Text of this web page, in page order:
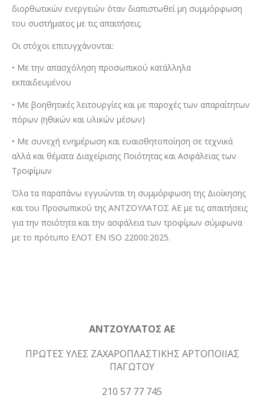
διορθωτικών ενεργειών όταν διαπιστωθεί μη συμμόρφωση
του συστήματος με τις απαιτήσεις.
Οι στόχοι επιτυγχάνονται:
• Με την απασχόληση προσωπικού κατάλληλα
εκπαιδευμένου
• Με βοηθητικές λειτουργίες και με παροχές των απαραίτητων
πόρων (ηθικών και υλικών μέσων)
• Με συνεχή ενημέρωση και ευαισθητοποίηση σε τεχνικά
αλλά και θέματα Διαχείρισης Ποιότητας και Ασφάλειας των
Τροφίμων
Όλα τα παραπάνω εγγυώνται τη συμμόρφωση της Διοίκησης
και του Προσωπικού της ΑΝΤΖΟΥΛΑΤΟΣ ΑΕ με τις απαιτήσεις
για την ποιότητα και την ασφάλεια των τροφίμων σύμφωνα
με το πρότυπο ΕΛΟΤ ΕΝ ISO 22000:2025.
ΑΝΤΖΟΥΛΑΤΟΣ ΑΕ
ΠΡΩΤΕΣ ΥΛΕΣ ΖΑΧΑΡΟΠΛΑΣΤΙΚΗΣ ΑΡΤΟΠΟΙΙΑΣ
ΠΑΓΩΤΟΥ
210 57 77 745